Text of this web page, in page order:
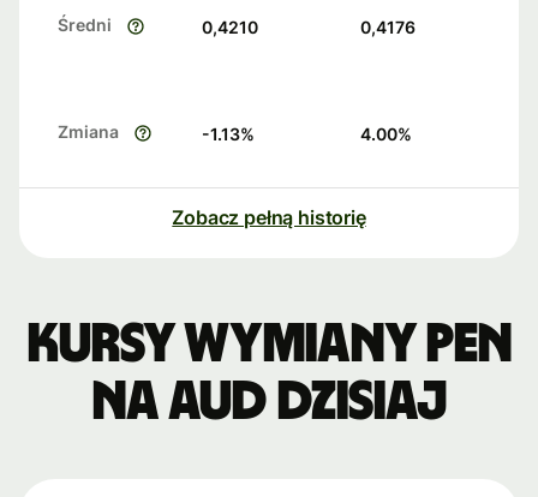
Średni 0,4210 0,4176
Zmiana -1.13% 4.00%
Zobacz pełną historię
Kursy wymiany PEN
na AUD dzisiaj